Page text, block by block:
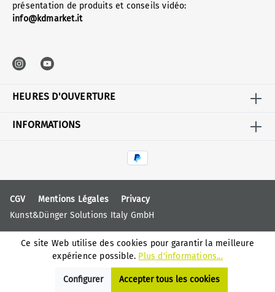
présentation de produits et conseils vidéo:
info@kdmarket.it
HEURES D'OUVERTURE
INFORMATIONS
CGV Mentions Légales
Privacy
Kunst&Dünger Solutions Italy GmbH
Ce site Web utilise des cookies pour garantir la meilleure
expérience possible. Plus d'informations...
Configurer Accepter tous les cookies